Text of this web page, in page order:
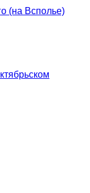
(на Всполье)